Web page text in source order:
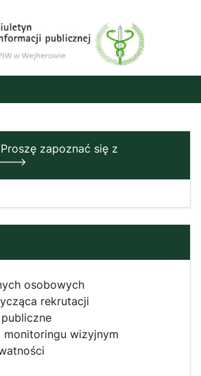
Proszę zapoznać się z
--->
osobowych
rekrutacji
monitoringu wizyjnym